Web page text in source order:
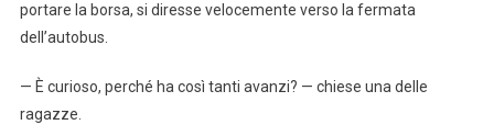
portare la borsa, si diresse velocemente verso la fermata
dell’autobus.
— È curioso, perché ha così tanti avanzi? — chiese una delle
ragazze.